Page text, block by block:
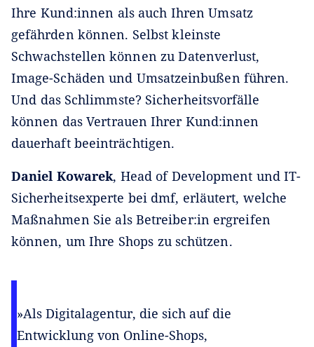
Ihre Kund:innen als auch Ihren Umsatz
gefährden können. Selbst kleinste
Schwachstellen können zu Datenverlust,
Image-Schäden und Umsatzeinbußen führen.
Und das Schlimmste? Sicherheitsvorfälle
können das Vertrauen Ihrer Kund:innen
dauerhaft beeinträchtigen.
Daniel Kowarek, Head of Development und IT-
Sicherheitsexperte bei dmf, erläutert, welche
Maßnahmen Sie als Betreiber:in ergreifen
können, um Ihre Shops zu schützen.
»Als Digitalagentur, die sich auf die
Entwicklung von Online-Shops,